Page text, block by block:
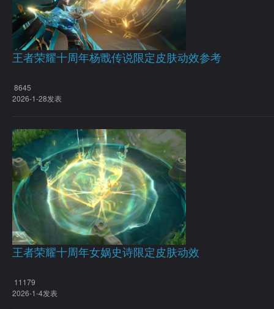
王者荣耀十周年杨戬传说限定皮肤动效参考
8645
2026-1-28发表
王者荣耀十周年女娲史诗限定皮肤动效
11179
2026-1-4发表